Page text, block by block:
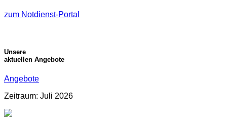
zum Notdienst-Portal
Unsere
aktuellen Angebote
Angebote
Zeitraum: Juli 2026